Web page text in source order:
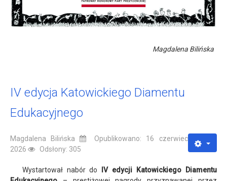
Magdalena Bilińska
IV edycja Katowickiego Diamentu
Edukacyjnego
Magdalena Bilińska
Opublikowano: 16 czerwiec
2026
Odsłony: 305
Wystartował nabór do
IV edycji Katowickiego Diamentu